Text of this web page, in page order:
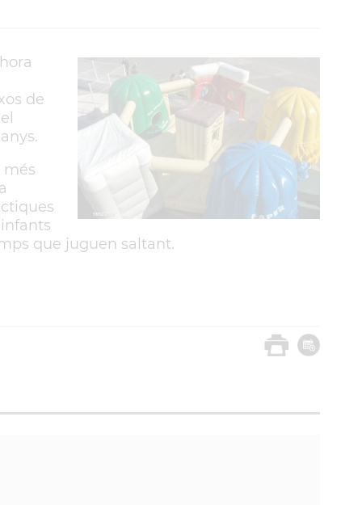
de
que juguen saltant.